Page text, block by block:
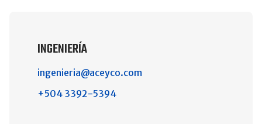
INGENIERÍA
ingenieria@aceyco.com
+504 3392-5394